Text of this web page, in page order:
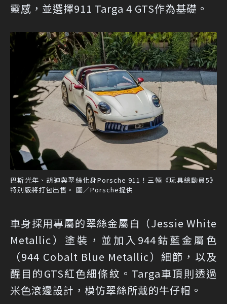
靈感，並選擇911 Targa 4 GTS作為基礎。
巴斯光年、胡迪與翠絲化身Porsche 911！三輛《玩具總動員5》
特別版將打包出售。 圖／Porsche提供
車身採用專屬的翠絲金屬白（Jessie White
Metallic）塗裝，並加入944鈷藍金屬色
（944 Cobalt Blue Metallic）細節，以及
醒目的GTS紅色細條紋。Targa車頂則透過
米色滾邊設計，模仿翠絲所戴的牛仔帽。